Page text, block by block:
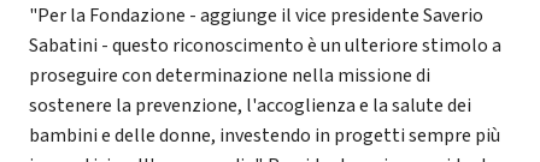
"Per la Fondazione - aggiunge il vice presidente Saverio
Sabatini - questo riconoscimento è un ulteriore stimolo a
proseguire con determinazione nella missione di
sostenere la prevenzione, l'accoglienza e la salute dei
bambini e delle donne, investendo in progetti sempre più